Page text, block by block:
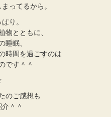
ってるから。
り。
物とともに、
睡眠、
時間を過ごすのは
です＾＾
のご感想も
＾＾